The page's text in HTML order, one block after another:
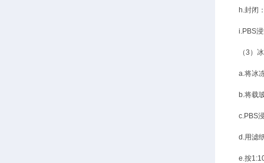
h.封闭
i.PBS
（3）
a.将冰
b.将载
c.PBS
d.用滤
e.按